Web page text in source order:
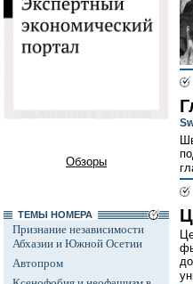
Обзоры
ТЕМЫ НОМЕРА
Признание независимости
Абхазии и Южной Осетии
Автопром